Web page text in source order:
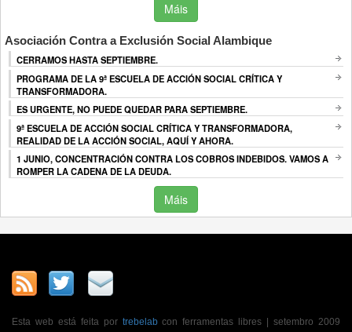
Máis
Asociación Contra a Exclusión Social Alambique
CERRAMOS HASTA SEPTIEMBRE.
PROGRAMA DE LA 9ª ESCUELA DE ACCIÓN SOCIAL CRÍTICA Y
TRANSFORMADORA.
ES URGENTE, NO PUEDE QUEDAR PARA SEPTIEMBRE.
9ª ESCUELA DE ACCIÓN SOCIAL CRÍTICA Y TRANSFORMADORA,
REALIDAD DE LA ACCIÓN SOCIAL, AQUÍ Y AHORA.
1 JUNIO, CONCENTRACIÓN CONTRA LOS COBROS INDEBIDOS. VAMOS A
ROMPER LA CADENA DE LA DEUDA.
Máis
Esta web está feita por trebelabcon ferramentas libres | setembro 2009